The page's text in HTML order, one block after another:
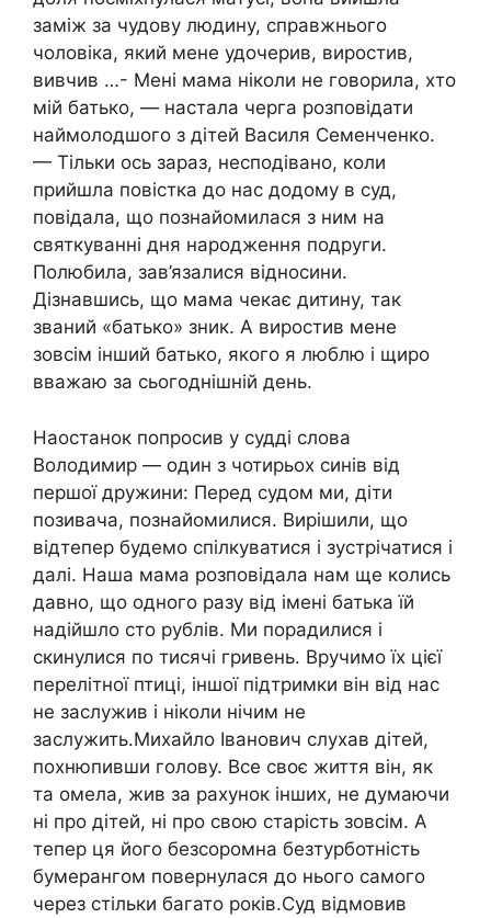
заміж за чудову людину, справжнього
чоловіка, який мене удочерив, виростив,
вивчив …- Мені мама ніколи не говорила, хто
мій батько, — настала черга розповідати
наймолодшого з дітей Василя Семенченко.
— Тільки ось зараз, несподівано, коли
прийшла повістка до нас додому в суд,
повідала, що познайомилася з ним на
святкуванні дня народження подруги.
Полюбила, зав’язалися відносини.
Дізнавшись, що мама чекає дитину, так
званий «батько» зник. А виростив мене
зовсім інший батько, якого я люблю і щиро
вважаю за сьогоднішній день.
Наостанок попросив у судді слова
Володимир — один з чотирьох синів від
першої дружини: Перед судом ми, діти
позивача, познайомилися. Вирішили, що
відтепер будемо спілкуватися і зустрічатися і
далі. Наша мама розповідала нам ще колись
давно, що одного разу від імені батька їй
надійшло сто рублів. Ми порадилися і
скинулися по тисячі гривень. Вручимо їх цієї
перелітної птиці, іншої підтримки він від нас
не заслужив і ніколи нічим не
заслужить.Михайло Іванович слухав дітей,
похнюпивши голову. Все своє життя він, як
та омела, жив за рахунок інших, не думаючи
ні про дітей, ні про свою старість зовсім. А
тепер ця його безсоромна безтурботність
бумерангом повернулася до нього самого
через стільки багато років.Суд відмовив